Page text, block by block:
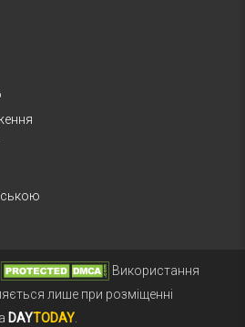
Використання
лише при розміщенні
DAYTODAY